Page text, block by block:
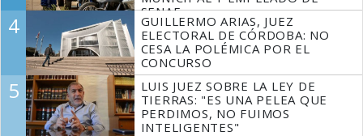
SENAF
4
GUILLERMO ARIAS, JUEZ
ELECTORAL DE CÓRDOBA: NO
CESA LA POLÉMICA POR EL
CONCURSO
5
LUIS JUEZ SOBRE LA LEY DE
TIERRAS: "ES UNA PELEA QUE
PERDIMOS, NO FUIMOS
INTELIGENTES"